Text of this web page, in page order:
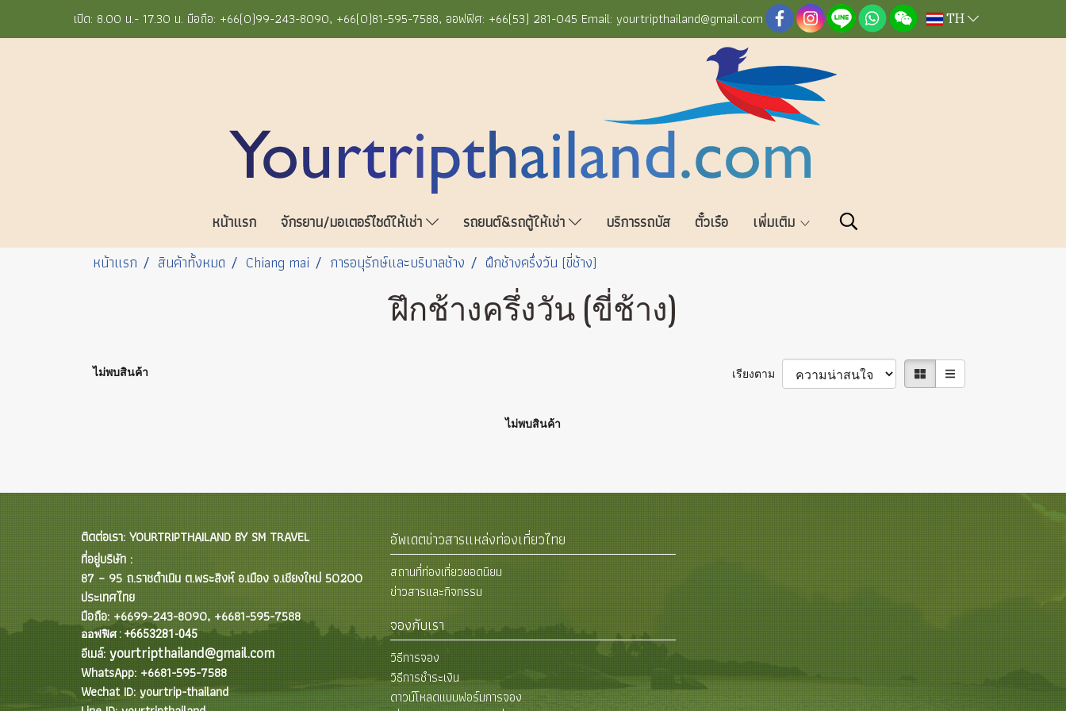
เปิด: 8.00 น.- 17.30 น. มือถือ: +66(0)99-243-8090, +66(0)81-595-7588, ออฟฟิศ: +66(53) 281-045 Email: yourtripthailand@gmail.com TH
หน้าแรก จักรยาน/มอเตอร์ไซด์ให้เช่า รถยนต์&รถตู้ให้เช่า บริการรถบัส ตั๋วเรือ
เพิ่มเติม
หน้าแรก
สินค้าทั้งหมด Chiang mai การอนุรักษ์และบริบาลช้าง ฝึกช้างครึ่งวัน (ขี่ช้าง)
ฝึกช้างครึ่งวัน (ขี่ช้าง)
ไม่พบสินค้า เรียงตาม
ไม่พบสินค้า
ติดต่อเรา: YOURTRIPTHAILAND BY SM TRAVEL
ที่อยู่บริษัท :
87 – 95 ถ.ราชดำเนิน ต.พระสิงห์ อ.เมือง จ.เชียงใหม่ 50200
ประเทศไทย
มือถือ: +6699-243-8090, +6681-595-7588
ออฟฟิศ : +6653281-045
อีเมล์: yourtripthailand@gmail.com
WhatsApp: +6681-595-7588
Wechat ID: yourtrip-thailand
อัพเดตข่าวสารแหล่งท่องเที่ยวไทย
สถานที่ท่องเที่ยวยอดนิยม
ข่าวสารและกิจกรรม
จองกับเรา
วิธีการจอง
วิธีการชำระเงิน
ดาวน์โหลดแบบฟอร์มการจอง